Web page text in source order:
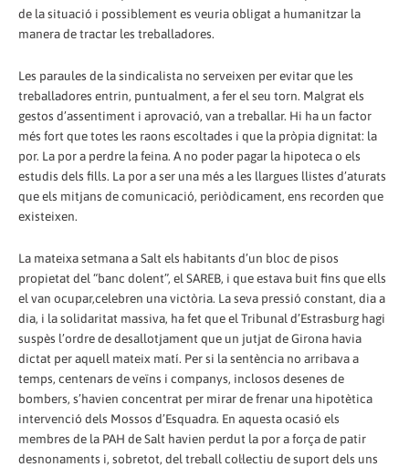
de la situació i possiblement es veuria obligat a humanitzar la
manera de tractar les treballadores.
Les paraules de la sindicalista no serveixen per evitar que les
treballadores entrin, puntualment, a fer el seu torn. Malgrat els
gestos d’assentiment i aprovació, van a treballar. Hi ha un factor
més fort que totes les raons escoltades i que la pròpia dignitat: la
por. La por a perdre la feina. A no poder pagar la hipoteca o els
estudis dels fills. La por a ser una més a les llargues llistes d’aturats
que els mitjans de comunicació, periòdicament, ens recorden que
existeixen.
La mateixa setmana a Salt els habitants d’un bloc de pisos
propietat del “banc dolent”, el SAREB, i que estava buit fins que ells
el van ocupar,celebren una victòria. La seva pressió constant, dia a
dia, i la solidaritat massiva, ha fet que el Tribunal d’Estrasburg hagi
suspès l’ordre de desallotjament que un jutjat de Girona havia
dictat per aquell mateix matí. Per si la sentència no arribava a
temps, centenars de veïns i companys, inclosos desenes de
bombers, s’havien concentrat per mirar de frenar una hipotètica
intervenció dels Mossos d’Esquadra. En aquesta ocasió els
membres de la PAH de Salt havien perdut la por a força de patir
desnonaments i, sobretot, del treball col·lectiu de suport dels uns